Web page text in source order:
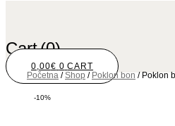
Cart(0)
0,00€ 0 CART
Početna /Shop / Poklon bon / Poklon
-10%